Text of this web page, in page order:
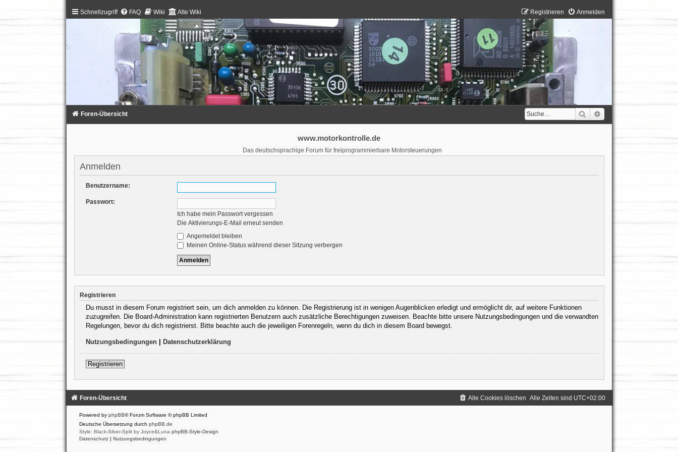
Schnellzugriff FAQ Wiki Alte Wiki Anmelden
Registrieren
Suche
Foren-Übersicht
www.motorkontrolle.de
Das deutschsprachige Forum für freiprogrammierbare Motorsteuerungen
Anmelden
Benutzername:
Passwort:
Ich habe mein Passwort vergessen
Die Aktivierungs-E-Mail erneut senden
Angemeldet bleiben
Meinen Online-Status während dieser Sitzung verbergen
Registrieren
Du musst in diesem Forum registriert sein, um dich anmelden zu können. Die Registrierung ist in wenigen Augenblicken erledigt und ermöglicht dir, auf weitere Funktionen
zuzugreifen. Die Board-Administration kann registrierten Benutzern auch zusätzliche Berechtigungen zuweisen. Beachte bitte unsere Nutzungsbedingungen und die verwandten
Regelungen, bevor du dich registrierst. Bitte beachte auch die jeweiligen Forenregeln, wenn du dich in diesem Board bewegst.
Nutzungsbedingungen| Datenschutzerklärung
Registrieren
Foren-Übersicht Alle Zeiten sind UTC+02:00
Alle Cookies löschen
Powered by phpBB® Forum Software © phpBB Limited
Deutsche Übersetzung durch phpBB.de
Style: Black-Silver-Split by Joyce&Luna phpBB-Style-Design
Datenschutz | Nutzungsbedingungen